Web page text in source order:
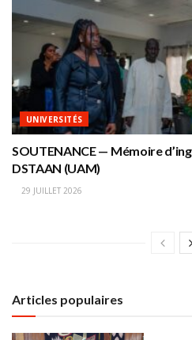
UNIVERSITÉS
SOUTENANCE — Mémoire
DSTAAN (UAM)
29 JUILLET 2026
Articles populaires